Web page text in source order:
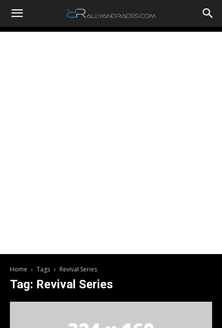
RallyandRaces.com
Home Tags Revival Series
Tag: Revival Series